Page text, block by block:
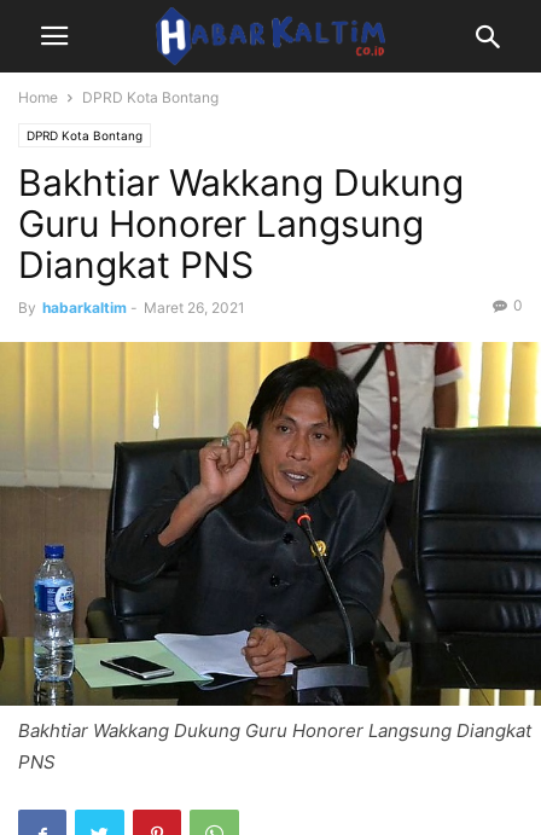
Home DPRD Kota Bontang
DPRD Kota Bontang
Bakhtiar Wakkang Dukung
Guru Honorer Langsung
Diangkat PNS
By habarkaltim - Maret 26, 2021 0
Bakhtiar Wakkang Dukung Guru Honorer Langsung Diangkat
PNS